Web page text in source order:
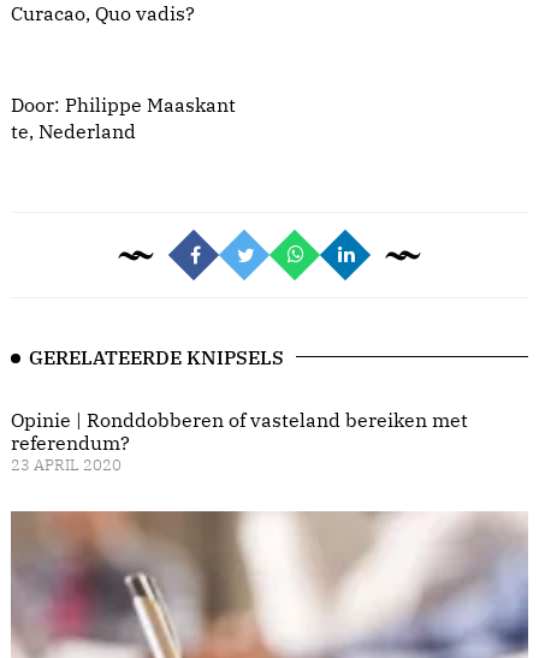
Curacao, Quo vadis?
Door: Philippe Maaskant
te, Nederland
GERELATEERDE KNIPSELS
Opinie | Ronddobberen of vasteland bereiken met
referendum?
23 APRIL 2020